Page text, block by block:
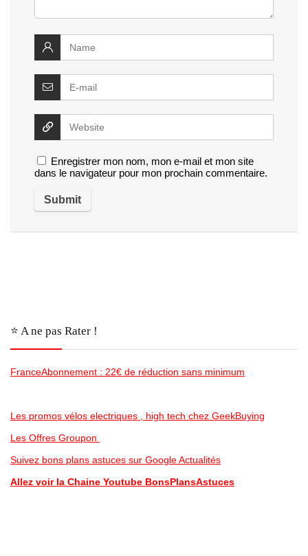
Enregistrer mon nom, mon e-mail et mon site
dans le navigateur pour mon prochain commentaire.
⭐️ A ne pas Rater !
FranceAbonnement : 22€ de réduction sans minimum
Les promos vélos electriques , high tech chez GeekBuying
Les Offres Groupon
Suivez bons plans astuces sur Google Actualités
Allez voir la Chaine Youtube BonsPlansAstuces